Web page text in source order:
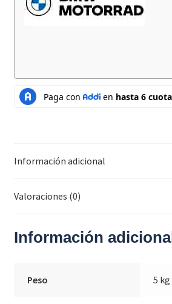
Información adicional
Valoraciones (0)
Información adicional
Peso 5 kg